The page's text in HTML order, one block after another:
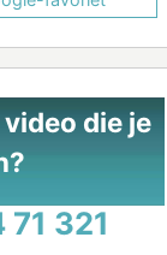
die je
321